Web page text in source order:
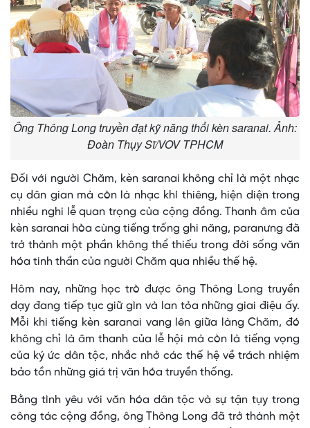
Ông Thông Long truyền đạt kỹ năng thổi kèn saranai. Ảnh:
Đoàn Thụy Sĩ/VOV TPHCM
Đối với người Chăm, kèn saranai không chỉ là một nhạc
cụ dân gian mà còn là nhạc khí thiêng, hiện diện trong
nhiều nghi lễ quan trọng của cộng đồng. Thanh âm của
kèn saranai hòa cùng tiếng trống ghi năng, paranưng đã
trở thành một phần không thể thiếu trong đời sống văn
hóa tinh thần của người Chăm qua nhiều thế hệ.
Hôm nay, những học trò được ông Thông Long truyền
dạy đang tiếp tục giữ gìn và lan tỏa những giai điệu ấy.
Mỗi khi tiếng kèn saranai vang lên giữa làng Chăm, đó
không chỉ là âm thanh của lễ hội mà còn là tiếng vọng
của ký ức dân tộc, nhắc nhở các thế hệ về trách nhiệm
bảo tồn những giá trị văn hóa truyền thống.
Bằng tình yêu với văn hóa dân tộc và sự tận tụy trong
công tác cộng đồng, ông Thông Long đã trở thành một